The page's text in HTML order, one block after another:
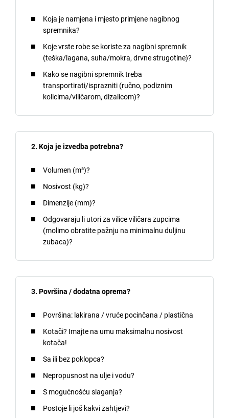
Koja je namjena i mjesto primjene nagibnog
spremnika?
Koje vrste robe se koriste za nagibni spremnik
(teška/lagana, suha/mokra, drvne strugotine)?
Kako se nagibni spremnik treba
transportirati/isprazniti (ručno, podiznim
kolicima/viličarom, dizalicom)?
2. Koja je izvedba potrebna?
Volumen (m³)?
Nosivost (kg)?
Dimenzije (mm)?
Odgovaraju li utori za vilice viličara zupcima
(molimo obratite pažnju na minimalnu duljinu
zubaca)?
3. Površina / dodatna oprema?
Površina: lakirana / vruće pocinčana / plastična
Kotači? Imajte na umu maksimalnu nosivost
kotača!
Sa ili bez poklopca?
Nepropusnost na ulje i vodu?
S mogućnošću slaganja?
Postoje li još kakvi zahtjevi?